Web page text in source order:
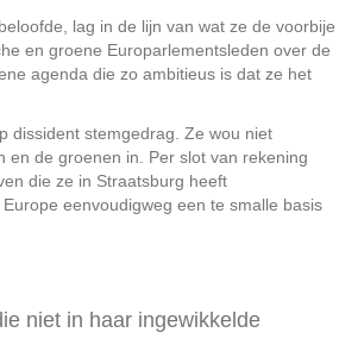
lag in de lijn van wat ze de voorbije
en groene Euro­parlementsleden over de
agenda die zo ambitieus is dat ze het
dissident stemgedrag. Ze wou niet
en de groenen in. Per slot van rekening
die ze in Straatsburg heeft
eenvoudigweg een te smalle basis
niet in haar ingewikkelde